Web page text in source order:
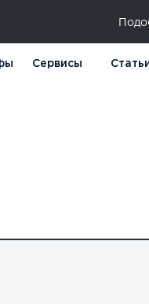
Сервисы